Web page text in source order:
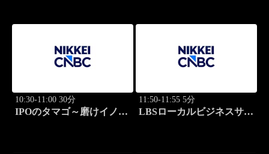
10:30-11:00 30分
IPOのタマゴ～磨けイノベ
11:50-11:55 5分
LBSローカルビジネスサテ